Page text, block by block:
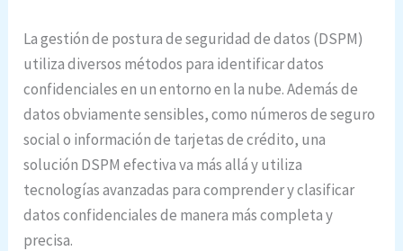
La gestión de postura de seguridad de datos (DSPM)
utiliza diversos métodos para identificar datos
confidenciales en un entorno en la nube. Además de
datos obviamente sensibles, como números de seguro
social o información de tarjetas de crédito, una
solución DSPM efectiva va más allá y utiliza
tecnologías avanzadas para comprender y clasificar
datos confidenciales de manera más completa y
precisa.